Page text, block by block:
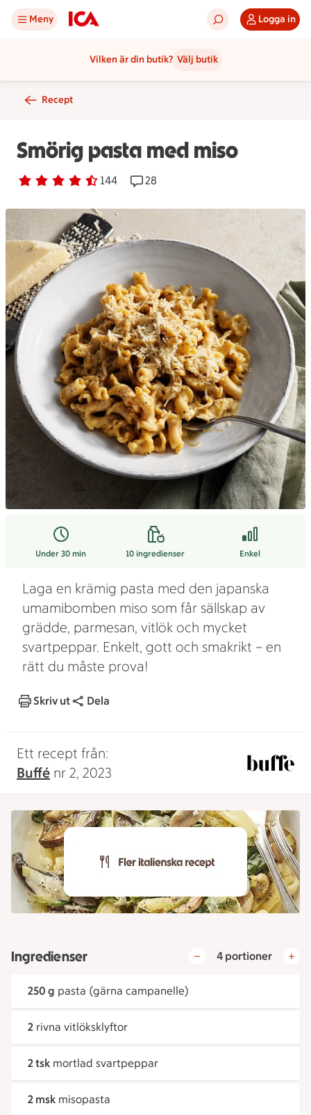
Meny Logga in
Vilken är din butik? Välj butik
Recept
Smörig pasta med miso
Betyg 4.3 av 5. 144
144 personer har röstatReceptet har 28 kommentarer
28
Under 30 min 10ingredienser Enkel
Laga en krämig pasta med den japanska
umamibomben miso som får sällskap av
grädde, parmesan, vitlök och mycket
svartpeppar. Enkelt, gott och smakrikt – en
rätt du måste prova!
Skriv ut Dela
Ett recept från:
Buffé nr 2, 2023
Ingredienser 4 portioner
250 g pasta (gärna campanelle)
2 rivna vitlöksklyftor
2 tsk mortlad svartpeppar
2 msk misopasta